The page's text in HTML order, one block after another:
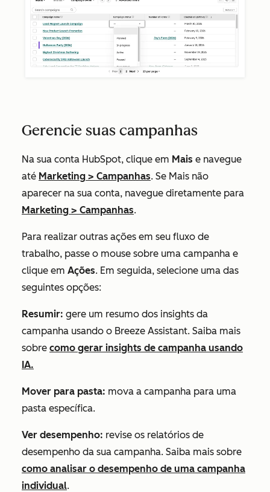
Gerencie suas campanhas
Na sua conta HubSpot, clique em Mais e navegue
até Marketing > Campanhas. Se Mais não
aparecer na sua conta, navegue diretamente para
Marketing > Campanhas.
Para realizar outras ações em seu fluxo de
trabalho, passe o mouse sobre uma campanha e
clique em Ações. Em seguida, selecione uma das
seguintes opções:
Resumir: gere um resumo dos insights da
campanha usando o Breeze Assistant. Saiba mais
sobre como gerar insights de campanha usando
IA.
Mover para pasta: mova a campanha para uma
pasta específica.
Ver desempenho: revise os relatórios de
desempenho da sua campanha. Saiba mais sobre
como analisar o desempenho de uma campanha
individual.